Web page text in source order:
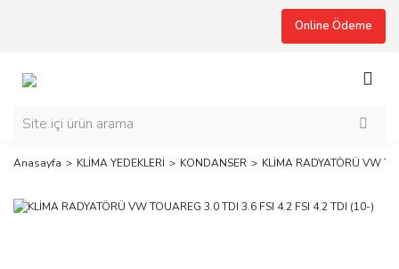
Online Ödeme
Anasayfa KLİMA YEDEKLERİ KONDANSER KLİMA RADYATÖRÜ VW